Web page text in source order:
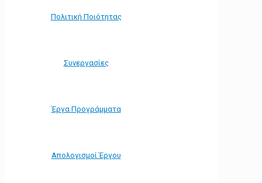
Πολιτική Ποιότητας
Συνεργασίες
Έργα Προγράμματα
Απολογισμοί Έργου